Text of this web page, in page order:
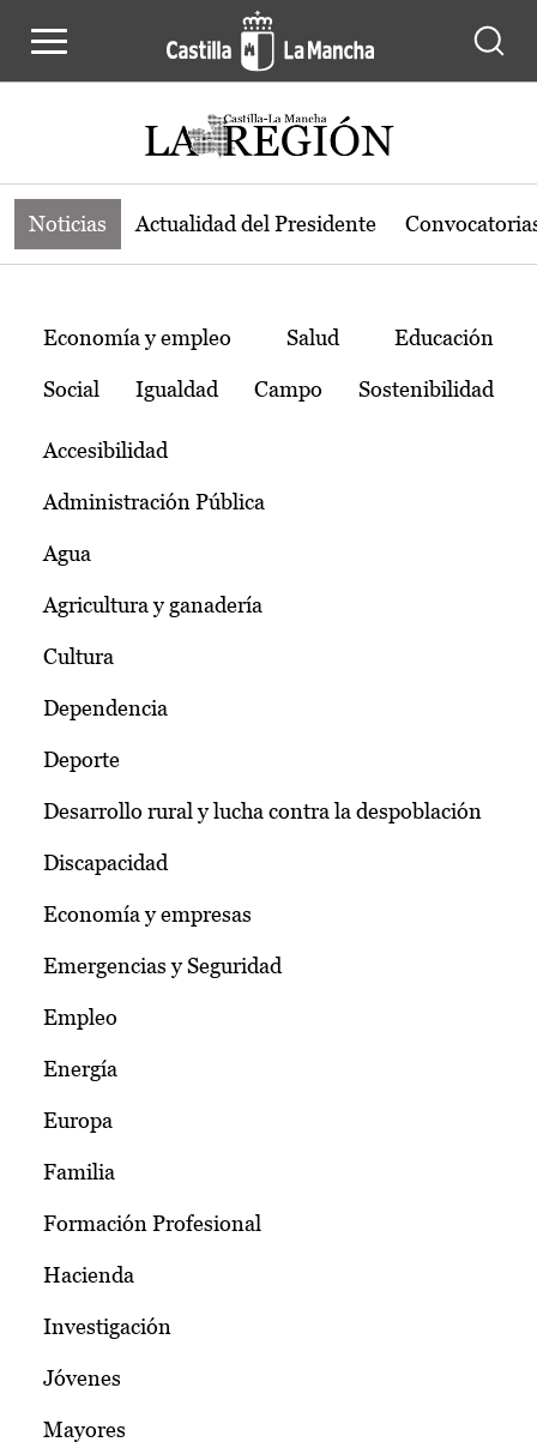
Noticias de la región de Castilla-La
Noticias Actualidad del Presidente
Temas
Economía y empleo Salud Educación
Social Igualdad Campo Sostenibilidad
Accesibilidad
Administración Pública
Agua
Agricultura y ganadería
Cultura
Dependencia
Deporte
Desarrollo rural y lucha contra la despoblación
Discapacidad
Economía y empresas
Emergencias y Seguridad
Empleo
Energía
Europa
Familia
Formación Profesional
Hacienda
Investigación
Jóvenes
Mayores